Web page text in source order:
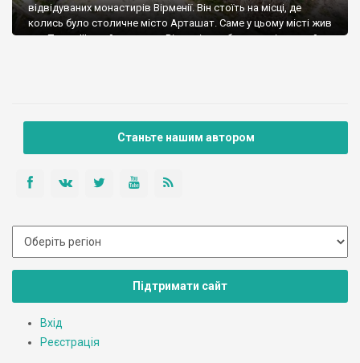
відвідуваних монастирів Вірменії. Він стоїть на місці, де
колись було столичне місто Арташат. Саме у цьому місті жив
цар Трдат ІІІ, який охрестив Вірменію та був канонізований,
Станьте нашим автором
Підтримати сайт
Вхід
Реєстрація